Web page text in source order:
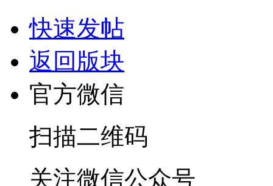
快速发帖
返回版块
官方微信
扫描二维码
关注微信公众号